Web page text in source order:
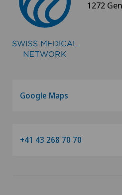
1272
Google Maps
+41 43 268 70 70